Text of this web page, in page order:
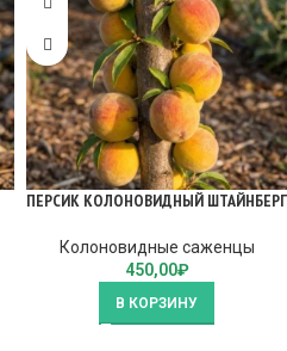
ПЕРСИК КОЛОНОВИДНЫЙ ШТАЙНБЕРГ
Колоновидные саженцы
450,00₽
В КОРЗИНУ